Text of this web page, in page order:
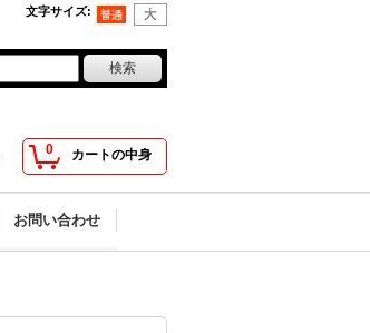
文字サイズ:
0 カートの中身
お問い合わせ